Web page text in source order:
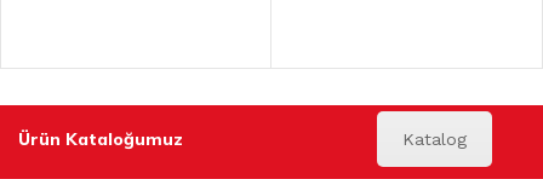
Ürün Kataloğumuz Katalog